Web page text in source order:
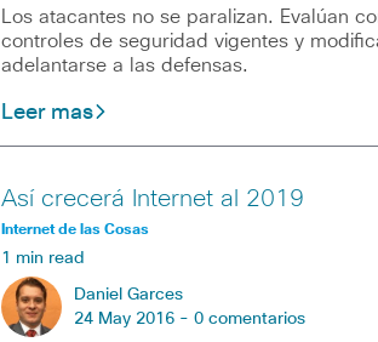
Los atacantes no se paralizan. Evalúan
controles de seguridad vigentes y
adelantarse a las defensas.
Leer mas
Así crecerá Internet al 2019
Internet de las Cosas
1 min read
Daniel Garces
24 May 2016 - 0 comentarios